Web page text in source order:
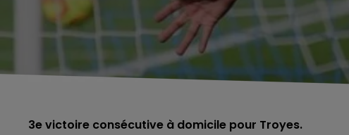
3e victoire consécutive à domicile pour Troyes.